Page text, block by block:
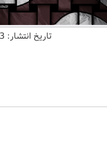
تاریخ انتشار: